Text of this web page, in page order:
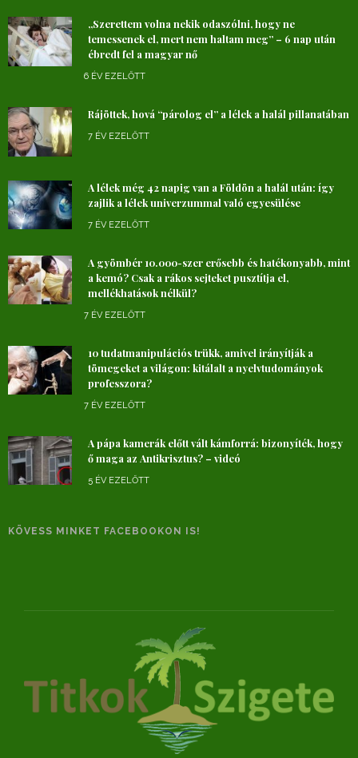
„Szerettem volna nekik odaszólni, hogy ne
temessenek el, mert nem haltam meg” – 6 nap után
ébredt fel a magyar nő
6 ÉV EZELŐTT
Rájöttek, hová “párolog el” a lélek a halál pillanatában
7 ÉV EZELŐTT
A lélek még 42 napig van a Földön a halál után: így
zajlik a lélek univerzummal való egyesülése
7 ÉV EZELŐTT
A gyömbér 10.000-szer erősebb és hatékonyabb, mint
a kemó? Csak a rákos sejteket pusztítja el,
mellékhatások nélkül?
7 ÉV EZELŐTT
10 tudatmanipulációs trükk, amivel irányítják a
tömegeket a világon: kitálalt a nyelvtudományok
professzora?
7 ÉV EZELŐTT
A pápa kamerák előtt vált kámforrá: bizonyíték, hogy
ő maga az Antikrisztus? – videó
5 ÉV EZELŐTT
KÖVESS MINKET FACEBOOKON IS!